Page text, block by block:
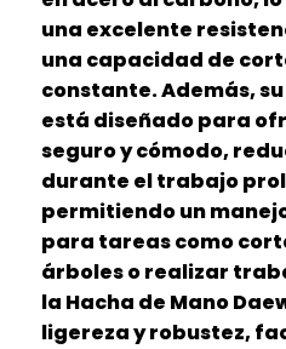
una excelente
una capacidad de
constante. Además,
está diseñado para
seguro y cómodo,
durante el trabajo
permitiendo un
para tareas como
árboles o realizar
la Hacha de Mano
ligereza y robustez,